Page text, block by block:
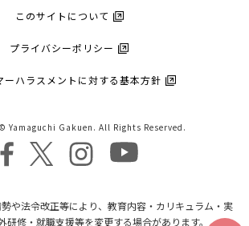
このサイトについて
プライバシーポリシー
ーハラスメントに対する基本方針
Yamaguchi Gakuen. All Rights Reserved.
や法令改正等により、教育内容・カリキュラム・実
研修・就職支援等を変更する場合があります。